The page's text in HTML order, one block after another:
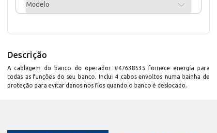
Modelo
Descrição
A cablagem do banco do operador #47638535 fornece energia para
todas as funções do seu banco. Inclui 4 cabos envoltos numa bainha de
proteção para evitar danos nos fios quando o banco é deslocado.